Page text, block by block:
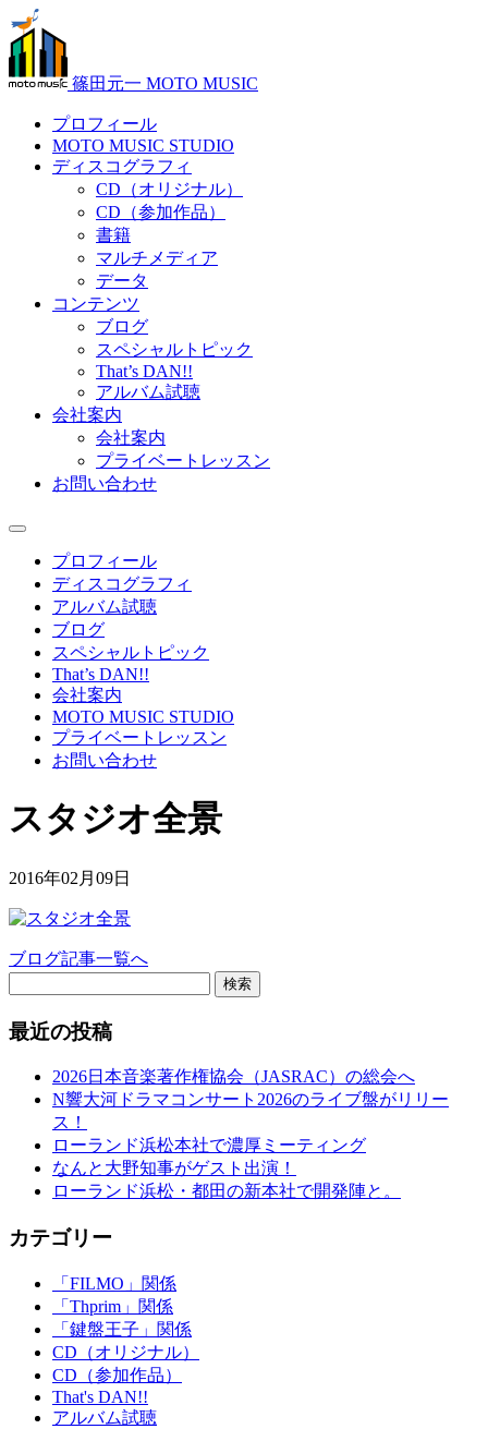
篠田元一 MOTO MUSIC
プロフィール
MOTO MUSIC STUDIO
ディスコグラフィ
CD（オリジナル）
CD（参加作品）
書籍
マルチメディア
データ
コンテンツ
ブログ
スペシャルトピック
That’s DAN!!
アルバム試聴
会社案内
会社案内
プライベートレッスン
お問い合わせ
プロフィール
ディスコグラフィ
アルバム試聴
ブログ
スペシャルトピック
That’s DAN!!
会社案内
MOTO MUSIC STUDIO
プライベートレッスン
お問い合わせ
スタジオ全景
2016年02月09日
ブログ記事一覧へ
検索
最近の投稿
2026日本音楽著作権協会（JASRAC）の総会へ
N響大河ドラマコンサート2026のライブ盤がリリー
ス！
ローランド浜松本社で濃厚ミーティング
なんと大野知事がゲスト出演！
ローランド浜松・都田の新本社で開発陣と。
カテゴリー
「FILMO」関係
「Thprim」関係
「鍵盤王子」関係
CD（オリジナル）
CD（参加作品）
That's DAN!!
アルバム試聴